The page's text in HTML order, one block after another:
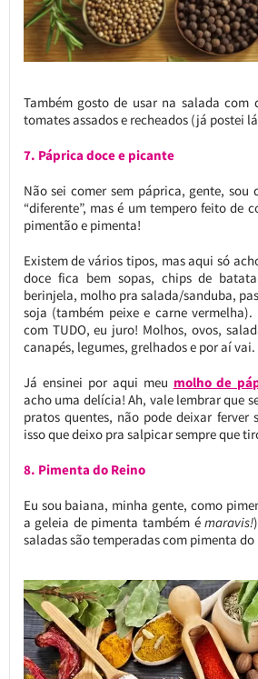
Também gosto de usar na salada com
tomates assados e recheados (já postei
7. Páprica doce e picante
Não sei comer sem páprica, gente, sou
“diferente”, mas é um tempero feito de
pimentão e pimenta!
Existem de vários tipos, mas aqui só
doce fica bem sopas, chips de
berinjela, molho pra salada/sanduba,
soja (também peixe e carne
com TUDO, eu juro! Molhos, ovos,
canapés, legumes, grelhados e por aí vai.
Já ensinei por aqui meu molho de
acho uma delícia! Ah, vale lembrar que
pratos quentes, não pode deixar ferver
isso que deixo pra salpicar sempre que
8. Pimenta do Reino
Eu sou baiana, minha gente, como
a geleia de pimenta também émaravis!
saladas são temperadas com pimenta